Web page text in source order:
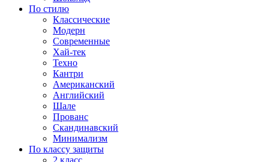
По стилю
Классические
Модерн
Современные
Хай-тек
Техно
Кантри
Американский
Английский
Шале
Прованс
Скандинавский
Минимализм
По классу защиты